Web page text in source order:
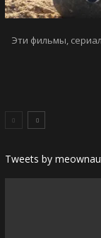
Эти фильмы,
Tweets by